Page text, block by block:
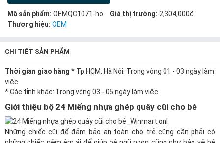
Mã sản phẩm: OEMQC1071-ho Giá thị trường: 2,304,000đ
Thương hiệu: OEM
CHI TIẾT SẢN PHẨM
Thời gian giao hàng * Tp.HCM, Hà Nội: Trong vòng 01 - 03 ngày làm
việc.
* Các tỉnh khác: Trong vòng 03 - 05 ngày làm việc
Giới thiệu bộ 24 Miếng nhựa ghép quây cũi cho bé
Những chiếc cũi để đảm bảo an toàn cho trẻ cũng cần phải có